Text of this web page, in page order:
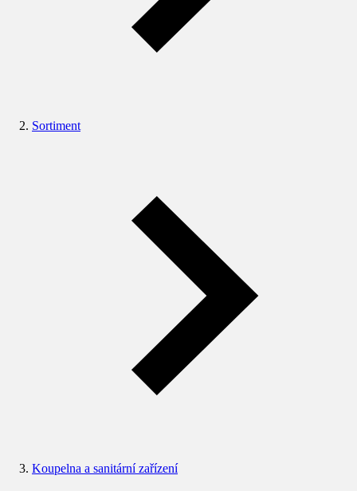
Sortiment
Koupelna a sanitární zařízení